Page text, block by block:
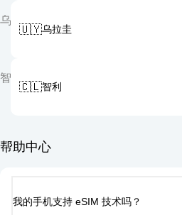
乌
🇺🇾乌拉圭
智
🇨🇱智利
帮助中心
我的手机支持 eSIM 技术吗？